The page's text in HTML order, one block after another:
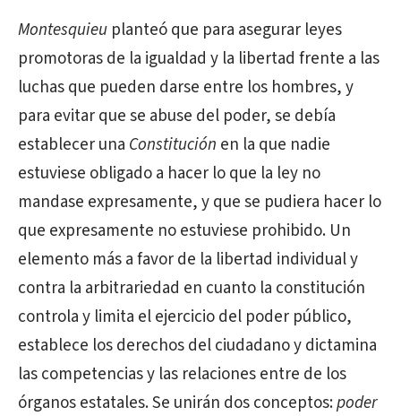
Montesquieu planteó que para asegurar leyes
promotoras de la igualdad y la libertad frente a las
luchas que pueden darse entre los hombres, y
para evitar que se abuse del poder, se debía
establecer una Constitución en la que nadie
estuviese obligado a hacer lo que la ley no
mandase expresamente, y que se pudiera hacer lo
que expresamente no estuviese prohibido. Un
elemento más a favor de la libertad individual y
contra la arbitrariedad en cuanto la constitución
controla y limita el ejercicio del poder público,
establece los derechos del ciudadano y dictamina
las competencias y las relaciones entre de los
órganos estatales. Se unirán dos conceptos:poder